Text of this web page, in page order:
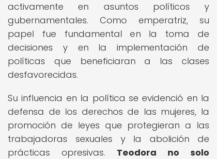
activamente en asuntos políticos y
gubernamentales. Como emperatriz, su
papel fue fundamental en la toma de
decisiones y en la implementación de
políticas que beneficiaran a las clases
desfavorecidas.
Su influencia en la política se evidenció en la
defensa de los derechos de las mujeres, la
promoción de leyes que protegieran a las
trabajadoras sexuales y la abolición de
prácticas opresivas. Teodora no solo